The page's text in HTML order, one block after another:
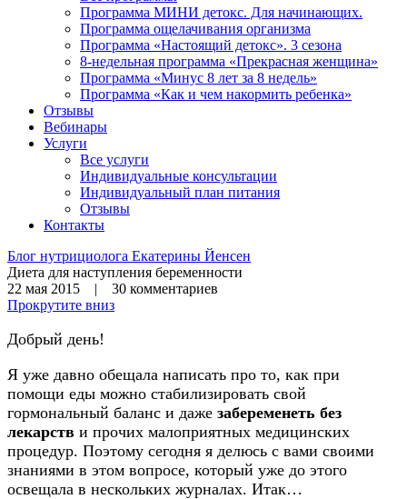
Программа МИНИ детокс. Для начинающих.
Программа ощелачивания организма
Программа «Настоящий детокс». 3 сезона
8-недельная программа «Прекрасная женщина»
Программа «Минус 8 лет за 8 недель»
Программа «Как и чем накормить ребенка»
Отзывы
Вебинары
Услуги
Все услуги
Индивидуальные консультации
Индивидуальный план питания
Отзывы
Контакты
Блог нутрициолога Екатерины Йенсен
Диета для наступления беременности
22 мая 2015 | 30 комментариев
Прокрутите вниз
Добрый день!
Я уже давно обещала написать про то, как при
помощи еды можно стабилизировать свой
гормональный баланс и даже забеременеть без
лекарств и прочих малоприятных медицинских
процедур. Поэтому сегодня я делюсь с вами своими
знаниями в этом вопросе, который уже до этого
освещала в нескольких журналах. Итак…